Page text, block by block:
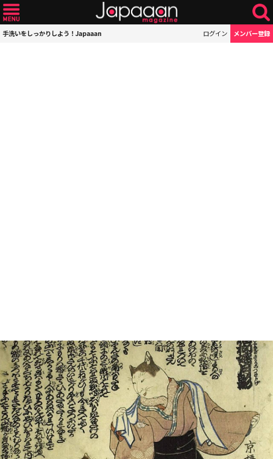
手洗いをしっかりしよう！Japaaan ログイン メンバー登録